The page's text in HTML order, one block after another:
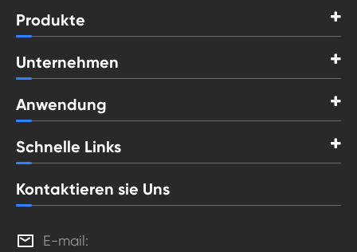
Produkte
Unternehmen
Anwendung
Schnelle Links
Kontaktieren sie Uns

E-mail: